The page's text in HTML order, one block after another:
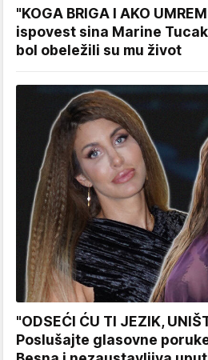
"KOGA BRIGA I AKO
ispovest sina Marine
bol obeležili su mu život
"ODSEĆI ĆU TI JEZIK,
Poslušajte glasovne